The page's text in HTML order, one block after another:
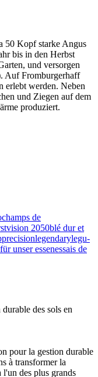
50 Kopf starke Angus
bis in den Herbst
und versorgen
Auf Fromburgerhaff
erlebt werden. Neben
und Ziegen auf dem
produziert.
champs de
vision 2050blé dur et
precisionlegendarylegu-
unser essenessais de
des sols en
pour la gestion durable
à transformer la
l'un des plus grands